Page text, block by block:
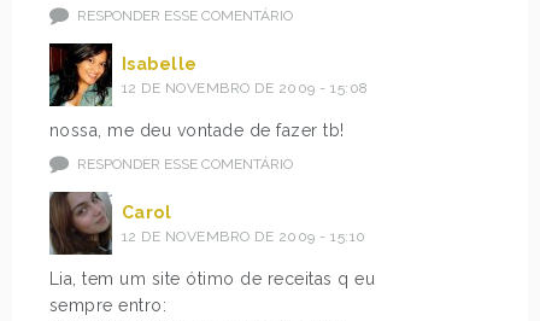
RESPONDER ESSE COMENTÁRIO
Isabelle
12 DE NOVEMBRO DE 2009 - 15:08
nossa, me deu vontade de fazer tb!
RESPONDER ESSE COMENTÁRIO
Carol
12 DE NOVEMBRO DE 2009 - 15:10
Lia, tem um site ótimo de receitas q eu
sempre entro: